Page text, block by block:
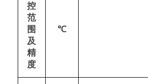
控
范
围
及
精
度
℃